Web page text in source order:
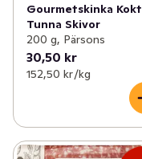
Gourmetskinka Kokt
Tunna Skivor
200 g, Pärsons
30,50 kr
152,50 kr /kg